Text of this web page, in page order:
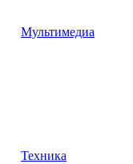
Мультимедиа
Техника